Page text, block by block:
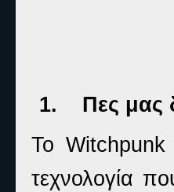
1.
Πες μας
ΤοWitchpunk
τεχνολογία